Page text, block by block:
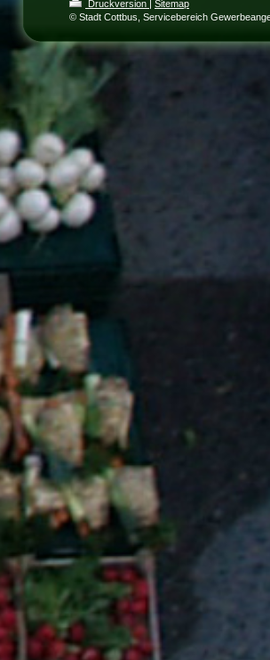
Druckversion
Sitemap
© Stadt Cottbus, Servicebereich